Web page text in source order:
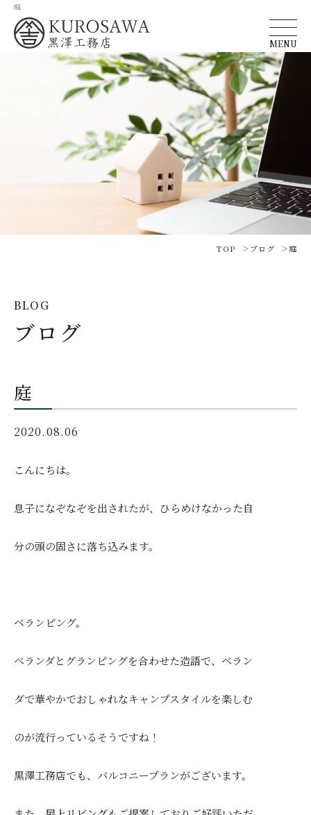
庭
MENU
TOP ブログ 庭
BLOG
ブログ
庭
2020.08.06
こんにちは。
息子になぞなぞを出されたが、ひらめけなかった自
分の頭の固さに落ち込みます。
ベランピング。
ベランダとグランピングを合わせた造語で、ベラン
ダで華やかでおしゃれなキャンプスタイルを楽しむ
のが流行っているそうですね！
黒澤工務店でも、バルコニープランがございます。